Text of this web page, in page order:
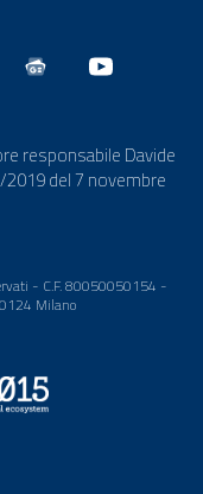
responsabile Davide
2019 del 7 novembre
- C.F. 80050050154 -
Milano